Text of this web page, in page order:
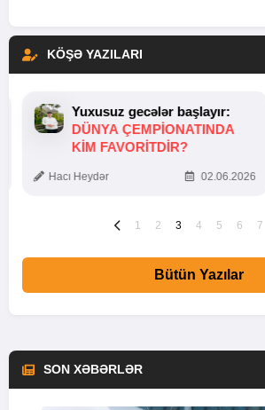
KÖŞƏ YAZILARI
Yuxusuz gecələr başlayır:
DÜNYA ÇEMPIONATINDA
KIM FAVORITDIR?
Hacı Heydər 02.06.2026
1 2 3 4 5 6 7
Bütün Yazılar
SON XƏBƏRLƏR